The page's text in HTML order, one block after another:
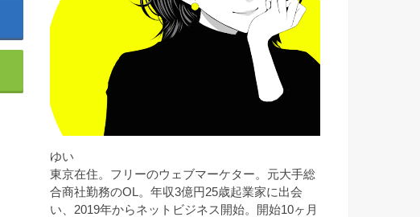
ゆい
東京在住。フリーのウェブマーケター。元大手総
合商社勤務のOL。年収3億円25歳起業家に出会
い、2019年からネットビジネス開始。開始10ヶ月